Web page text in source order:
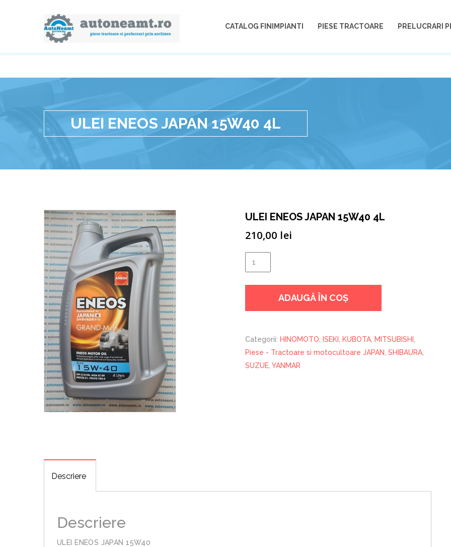
CATALOG FINIMPIANTI PIESE TRACTOARE PRELUCRARI
ULEI ENEOS JAPAN 15W40 4L
ULEI ENEOS JAPAN 15W40 4L
210,00 lei
ULEI
ENEOS
15W40
ADAUGĂ ÎN COȘ
Categorii: HINOMOTO ISEKI KUBOTA MITSUBISHI
Piese - Tractoare si motocultoare JAPAN SHIBAURA
SUZUE YANMAR
Descriere
Descriere
ULEI ENEOS JAPAN 15W40